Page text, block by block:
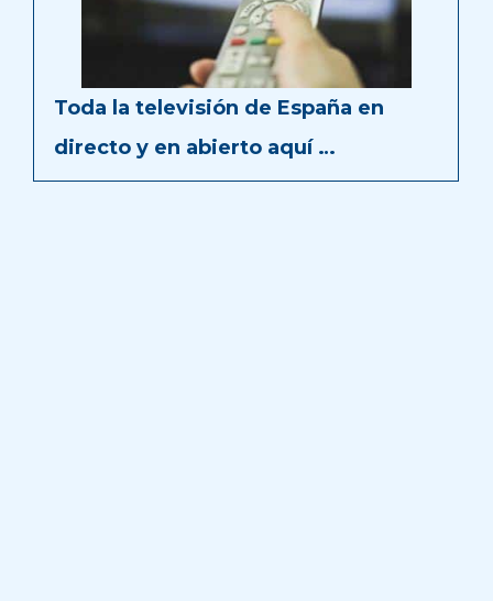
Toda la televisión de España en
directo y en abierto aquí …